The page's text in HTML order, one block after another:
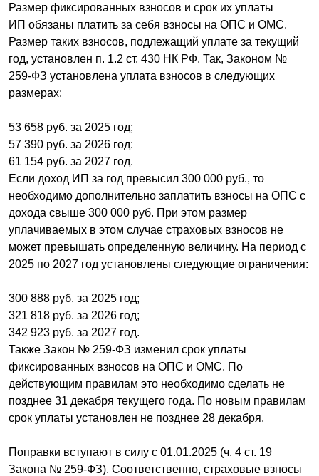
Размер фиксированных взносов и срок их уплаты
ИП обязаны платить за себя взносы на ОПС и ОМС.
Размер таких взносов, подлежащий уплате за текущий
год, установлен п. 1.2 ст. 430 НК РФ. Так, Законом №
259-ФЗ установлена уплата взносов в следующих
размерах:
53 658 руб. за 2025 год;
57 390 руб. за 2026 год:
61 154 руб. за 2027 год.
Если доход ИП за год превысил 300 000 руб., то
необходимо дополнительно заплатить взносы на ОПС с
дохода свыше 300 000 руб. При этом размер
уплачиваемых в этом случае страховых взносов не
может превышать определенную величину. На период с
2025 по 2027 год установлены следующие ограничения:
300 888 руб. за 2025 год;
321 818 руб. за 2026 год;
342 923 руб. за 2027 год.
Также Закон № 259-ФЗ изменил срок уплаты
фиксированных взносов на ОПС и ОМС. По
действующим правилам это необходимо сделать не
позднее 31 декабря текущего года. По новым правилам
срок уплаты установлен не позднее 28 декабря.
Поправки вступают в силу с 01.01.2025 (ч. 4 ст. 19
Закона № 259-ФЗ). Соответственно, страховые взносы